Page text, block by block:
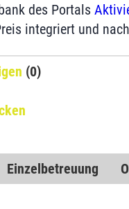
des Portals
integriert und
(0)
Einzelbetreuung